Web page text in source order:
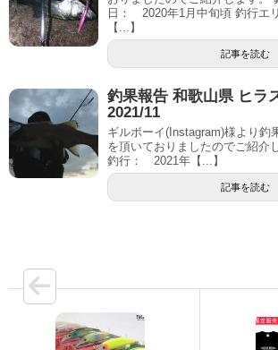
日： 2020年1月中旬頃 釣行エ
【...】
記事を読む
釣果報告 和歌山県 ヒラ
2021/11
ギルボーイ(Instagram)様より釣
を頂いておりましたのでご紹介
釣行： 2021年【...】
記事を読む